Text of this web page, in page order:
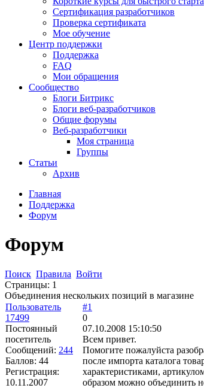
Сертификация разработчиков
Проверка сертификата
Мое обучение
Центр поддержки
Поддержка
FAQ
Мои обращения
Сообщество
Блоги Битрикс
Блоги веб-разработчиков
Общие форумы
Веб-разработчики
Моя страница
Группы
Статьи
Архив
Главная
Поддержка
Форум
Форум
Поиск Правила Войти
Страницы: 1
Объединения нескольких позиций в магазине
Пользователь
17499
Постоянный
посетитель
Сообщений: 244
Баллов: 44
Регистрация:
10.11.2007
#1
0
07.10.2008 15:10:50
Всем привет.
Помогите пожалуйста
после импорта каталога
характеристиками,
образом можно объединить